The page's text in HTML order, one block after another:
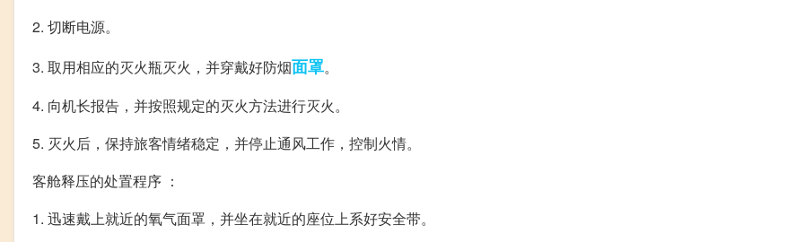
2. 切断电源。
3. 取用相应的灭火瓶灭火，并穿戴好防烟面罩。
4. 向机长报告，并按照规定的灭火方法进行灭火。
5. 灭火后，保持旅客情绪稳定，并停止通风工作，控制火情。
客舱释压的处置程序 ：
1. 迅速戴上就近的氧气面罩，并坐在就近的座位上系好安全带。